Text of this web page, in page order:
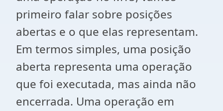
primeiro falar sobre posições
abertas e o que elas representam.
Em termos simples, uma posição
aberta representa uma operação
que foi executada, mas ainda não
encerrada. Uma operação em